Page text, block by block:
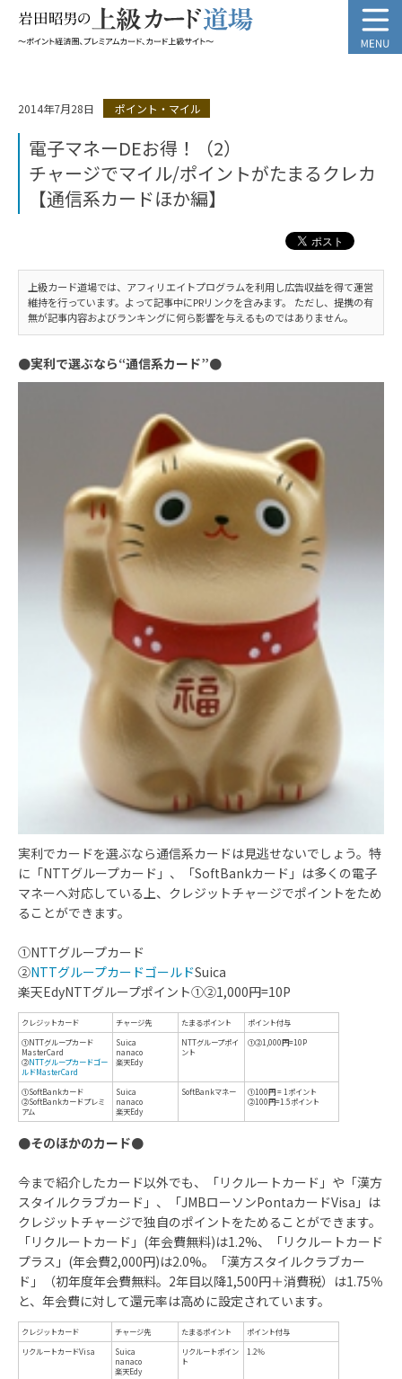
2014年7月28日 ポイント・マイル
電子マネーDEお得！（2）
チャージでマイル/ポイントがたまるクレカ
【通信系カードほか編】
上級カード道場では、アフィリエイトプログラムを利用し広告収益を得て運営
維持を行っています。よって記事中にPRリンクを含みます。 ただし、提携の有
無が記事内容およびランキングに何ら影響を与えるものではありません。
●実利で選ぶなら“通信系カード”●
実利でカードを選ぶなら通信系カードは見逃せないでしょう。特
に「NTTグループカード」、「SoftBankカード」は多くの電子
マネーへ対応している上、クレジットチャージでポイントをため
ることができます。
①NTTグループカード
②NTTグループカードゴールドSuica
楽天EdyNTTグループポイント①②1,000円=10P
●そのほかのカード●
今まで紹介したカード以外でも、「リクルートカード」や「漢方
スタイルクラブカード」、「JMBローソンPontaカードVisa」は
クレジットチャージで独自のポイントをためることができます。
「リクルートカード」(年会費無料)は1.2%、「リクルートカード
プラス」(年会費2,000円)は2.0%。「漢方スタイルクラブカー
ド」（初年度年会費無料。2年目以降1,500円＋消費税）は1.75％
と、年会費に対して還元率は高めに設定されています。